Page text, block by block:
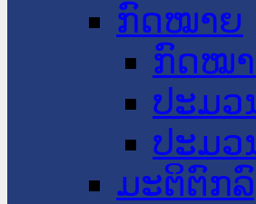
ກົດໝາຍ
ກົດໝ
ປະມ
ປະມວ
ມະຕິຕົກລົ